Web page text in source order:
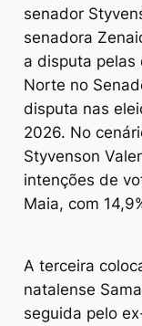
senador
senadora
a disputa pelas
Norte no
disputa nas
2026. No
Styvenson
intenções de
Maia, com
A terceira
natalense
seguida pelo